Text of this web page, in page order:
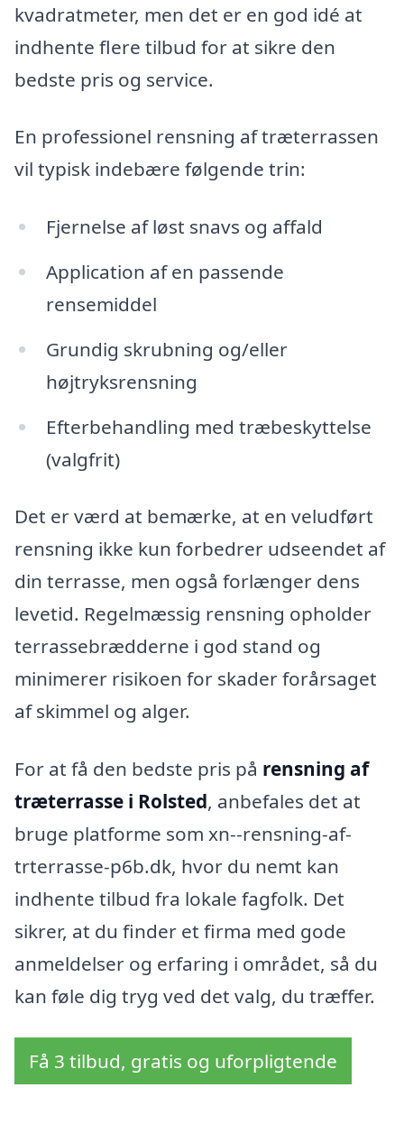
kvadratmeter, men det er en god idé at
indhente flere tilbud for at sikre den
bedste pris og service.
En professionel rensning af træterrassen
vil typisk indebære følgende trin:
Fjernelse af løst snavs og affald
Application af en passende
rensemiddel
Grundig skrubning og/eller
højtryksrensning
Efterbehandling med træbeskyttelse
(valgfrit)
Det er værd at bemærke, at en veludført
rensning ikke kun forbedrer udseendet af
din terrasse, men også forlænger dens
levetid. Regelmæssig rensning opholder
terrassebrædderne i god stand og
minimerer risikoen for skader forårsaget
af skimmel og alger.
For at få den bedste pris på rensning af
træterrasse i Rolsted, anbefales det at
bruge platforme som xn--rensning-af-
trterrasse-p6b.dk, hvor du nemt kan
indhente tilbud fra lokale fagfolk. Det
sikrer, at du finder et firma med gode
anmeldelser og erfaring i området, så du
kan føle dig tryg ved det valg, du træffer.
Få 3 tilbud, gratis og uforpligtende